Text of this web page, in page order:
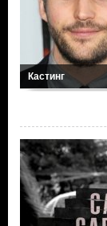
Кастинг